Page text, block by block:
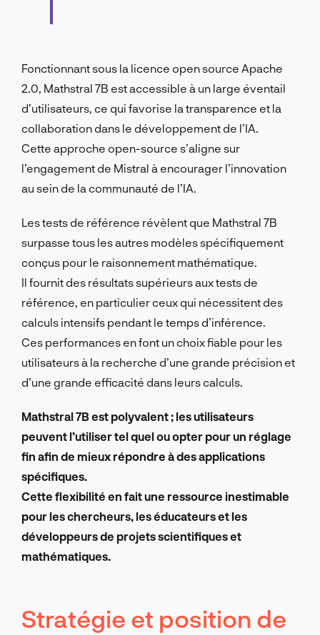
Fonctionnant sous la licence open source Apache
2.0, Mathstral 7B est accessible à un large éventail
d’utilisateurs, ce qui favorise la transparence et la
collaboration dans le développement de l’IA.
Cette approche open-source s’aligne sur
l’engagement de Mistral à encourager l’innovation
au sein de la communauté de l’IA.
Les tests de référence révèlent que Mathstral 7B
surpasse tous les autres modèles spécifiquement
conçus pour le raisonnement mathématique.
Il fournit des résultats supérieurs aux tests de
référence, en particulier ceux qui nécessitent des
calculs intensifs pendant le temps d’inférence.
Ces performances en font un choix fiable pour les
utilisateurs à la recherche d’une grande précision et
d’une grande efficacité dans leurs calculs.
Mathstral 7B est polyvalent ; les utilisateurs
peuvent l’utiliser tel quel ou opter pour un réglage
fin afin de mieux répondre à des applications
spécifiques.
Cette flexibilité en fait une ressource inestimable
pour les chercheurs, les éducateurs et les
développeurs de projets scientifiques et
mathématiques.
Stratégie et position de